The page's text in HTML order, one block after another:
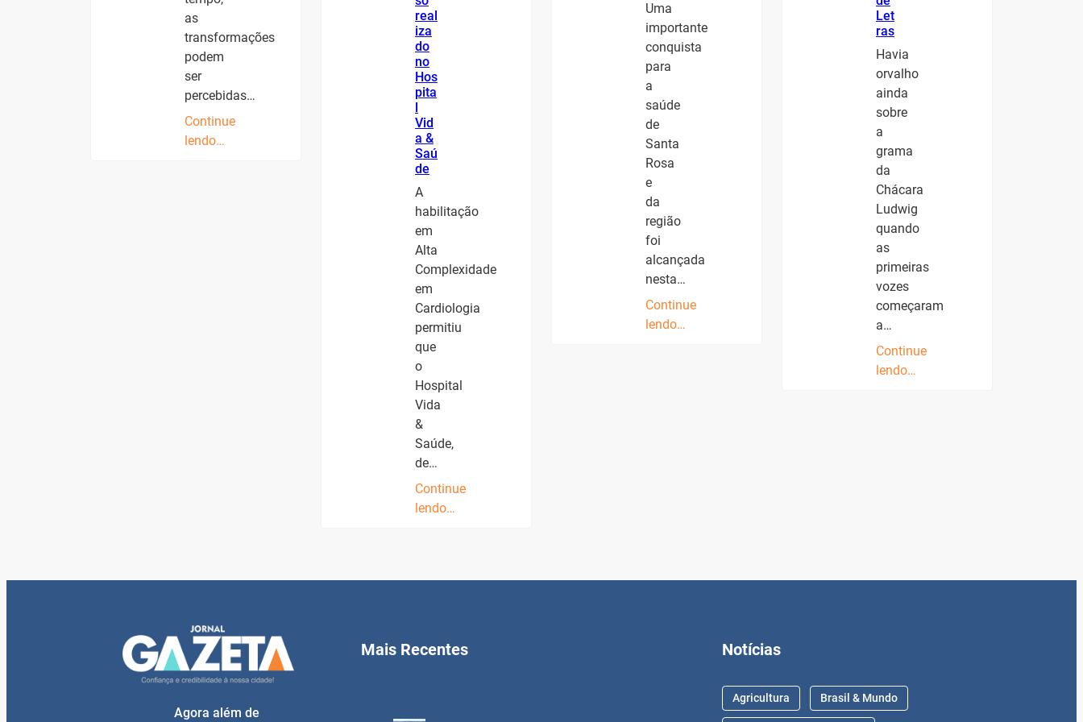
as
transformações
podem
ser
percebidas…
Continue
lendo…
real
iza
do
no
Hos
pita
Vid
a &
Saú
de
A
habilitação
em
Alta
Complexidade
em
Cardiologia
permitiu
que
o
Hospital
Vida
&
Saúde,
de…
Continue
lendo…
Uma
importante
conquista
para
a
saúde
de
Santa
Rosa
e
da
região
foi
alcançada
nesta…
Continue
lendo…
Let
ras
Havia
orvalho
ainda
sobre
a
grama
da
Chácara
Ludwig
quando
as
primeiras
vozes
começaram
a…
Continue
lendo…
Agora além de
Mais Recentes Notícias
Agricultura Brasil & Mundo